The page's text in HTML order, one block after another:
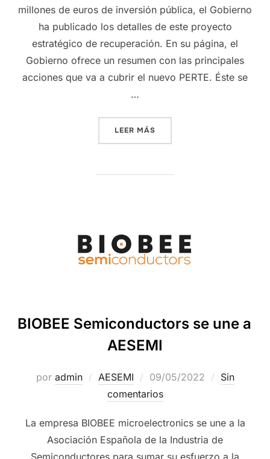
millones de euros de inversión pública, el Gobierno
ha publicado los detalles de este proyecto
estratégico de recuperación. En su página, el
Gobierno ofrece un resumen con las principales
acciones que va a cubrir el nuevo PERTE. Éste se
…
LEER MÁS
BIOBEE Semiconductors se une a
AESEMI
por admin AESEMI 09/05/2022
Sin
comentarios
La empresa BIOBEE microelectronics se une a la
Asociación Española de la Industria de